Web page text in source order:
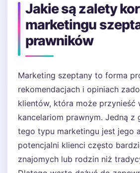
Jakie są zalety
marketingu
prawników
Marketing szeptany to forma
rekomendacjach i opiniach
klientów, która może przynieść
kancelariom prawnym. Jedną z
tego typu marketingu jest jego
potencjalni klienci często
znajomych lub rodzin niż